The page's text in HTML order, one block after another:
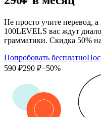
Не просто учите перевод,
100LEVELS вас ждут
грамматики. Скидка 50%
Попробовать бесплатно
590 ₽290 ₽−50%